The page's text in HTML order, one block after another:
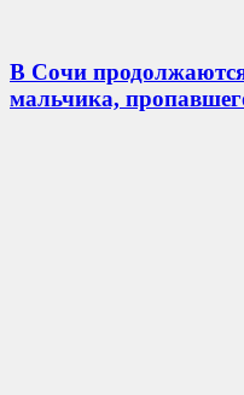
В Сочи
мальчика,